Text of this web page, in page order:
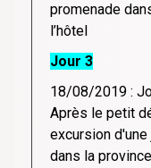
promenade
l’hôtel
Jour 3
18/08/2019 :
Après le petit
excursion
dans la